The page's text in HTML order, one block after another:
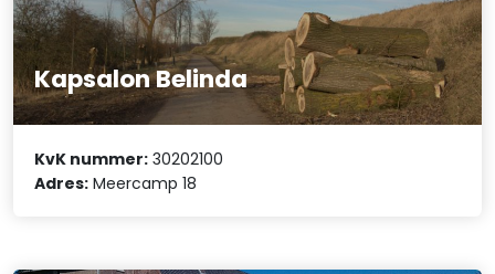
Kapsalon Belinda
KvK nummer: 30202100
Adres: Meercamp 18